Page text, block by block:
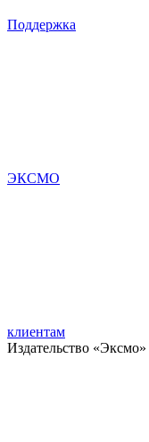
Поддержка
ЭКСМО
клиентам
Издательство «Эксмо»